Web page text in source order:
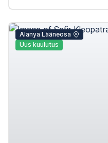
Alanya Lääneosa
Uus kuulutus